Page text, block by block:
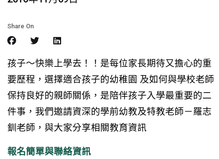
Share On
孩子～快樂上學去！！是每位家長期待又擔心的重
要歷程，選擇適合孩子的幼稚園 及如何與學校老師
保持良好的親師關係，是陪伴孩子入學最重要的二
件事，我們邀請資深的學前幼教及特教老師－羅志
釧老師，與大家分享相關教育資訊
報名簡單與聯絡資訊